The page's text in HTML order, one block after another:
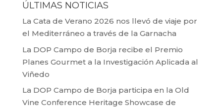
ÚLTIMAS NOTICIAS
La Cata de Verano 2026 nos llevó de viaje por
el Mediterráneo a través de la Garnacha
La DOP Campo de Borja recibe el Premio
Planes Gourmet a la Investigación Aplicada al
Viñedo
La DOP Campo de Borja participa en la Old
Vine Conference Heritage Showcase de